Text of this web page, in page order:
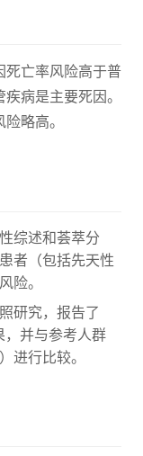
死亡率风险高于普
病是主要死因。
略高。
综述和荟萃分
者（包括先天性
险。
研究，报告了
并与参考人群
进行比较。